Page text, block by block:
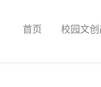
首页 校园文